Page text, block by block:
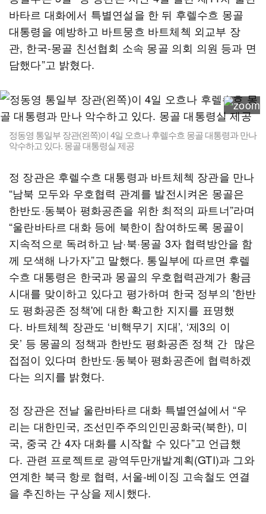
바타르 대화에서 특별연설을 한 뒤 후렐수흐 몽골
대통령을 예방하고 바트뭉흐 바트체첵 외교부 장
관, 한국-몽골 친선협회 소속 몽골 의회 의원 등과 면
담했다”고 밝혔다.
정동영 통일부 장관(왼쪽)이 4일 오흐나 후렐수흐 몽골 대통령과 만나
악수하고 있다. 몽골 대통령실 제공
정 장관은 후렐수흐 대통령과 바트체첵 장관을 만나
“남북 모두와 우호협력 관계를 발전시켜온 몽골은
한반도·동북아 평화공존을 위한 최적의 파트너”라며
“울란바타르 대화 등에 북한이 참여하도록 몽골이
지속적으로 독려하고 남·북·몽골 3자 협력방안을 함
께 모색해 나가자”고 말했다. 통일부에 따르면 후렐
수흐 대통령은 한국과 몽골의 우호협력관계가 황금
시대를 맞이하고 있다고 평가하며 한국 정부의 '한반
도 평화공존 정책'에 대한 확고한 지지를 표명했
다. 바트체첵 장관도 ‘비핵무기 지대’, ‘제3의 이
웃’ 등 몽골의 정책과 한반도 평화공존 정책 간 많은
접점이 있다며 한반도·동북아 평화공존에 협력하겠
다는 의지를 밝혔다.
정 장관은 전날 울란바타르 대화 특별연설에서 “우
리는 대한민국, 조선민주주의인민공화국(북한), 미
국, 중국 간 4자 대화를 시작할 수 있다”고 언급했
다. 관련 프로젝트로 광역두만개발계획(GTI)과 그와
연계한 북극 항로 협력, 서울-베이징 고속철도 연결
을 추진하는 구상을 제시했다.